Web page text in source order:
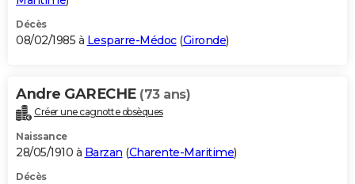
Décès
08/02/1985 à Lesparre-Médoc(Gironde)
Andre GARECHE (73 ans)
Créer une cagnotte obsèques
Naissance
28/05/1910 à Barzan (Charente-Maritime)
Décès